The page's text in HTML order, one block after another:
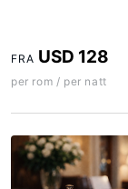
FRA USD 128
per rom / per natt